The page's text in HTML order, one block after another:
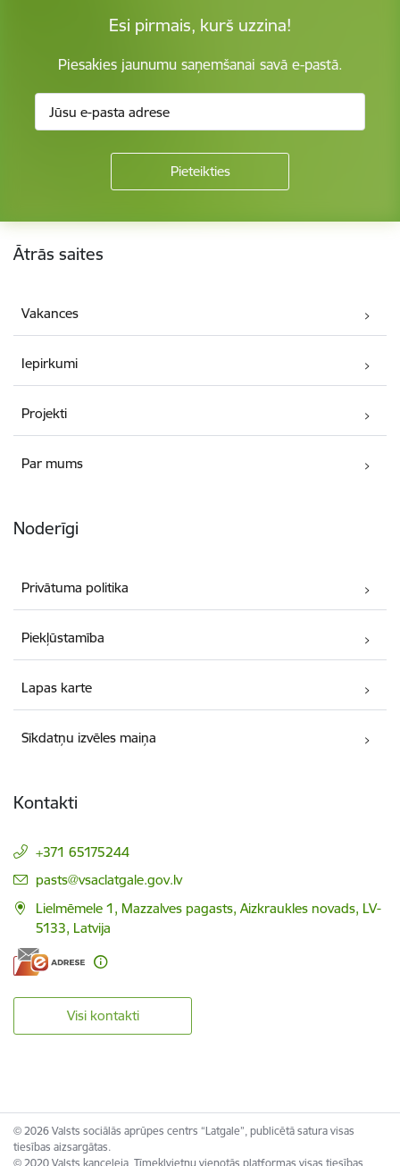
Esi pirmais, kurš uzzina!
Piesakies jaunumu saņemšanai savā e-pastā.
Kājene
Ātrās saites
Vakances
Iepirkumi
Projekti
Par mums
Noderīgi
Privātuma politika
Piekļūstamība
Lapas karte
Sīkdatņu izvēles maiņa
Kontakti
+371 65175244
E-pasts:
pasts@vsaclatgale.gov.lv
Lielmēmele 1, Mazzalves pagasts, Aizkraukles novads, LV-
5133, Latvija
Visi kontakti
© 2026 Valsts sociālās aprūpes centrs “Latgale”, publicētā satura visas
tiesības aizsargātas.
© 2020 Valsts kanceleja, Tīmekļvietņu vienotās platformas visas tiesības